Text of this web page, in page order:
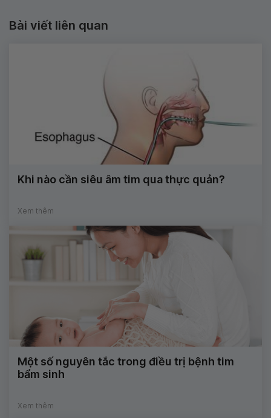
Bài viết liên quan
Khi nào cần siêu âm tim qua thực quản?
Xem thêm
Một số nguyên tắc trong điều trị bệnh tim
bẩm sinh
Xem thêm